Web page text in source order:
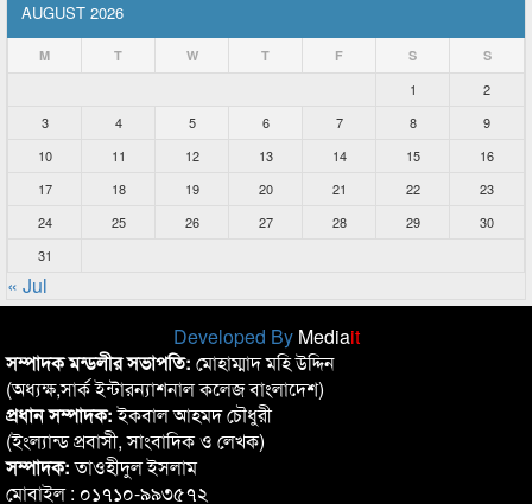
AUGUST 2026
M T W T F S S
1
2
3
4 5 6 7 8
9
10
11 12 13 14 15
16
17
18 19 20 21 22
23
24
25 26 27 28 29
30
31
« Jul
Developed By Mediait
সম্পাদক মন্ডলীর সভাপতি: মোহাম্মাদ মহি উদ্দিন
(অধ্যক্ষ,সার্ক ইন্টারন্যাশনাল কলেজ বাংলাদেশ)
প্রধান সম্পাদক:ইকবাল আহমদ চৌধুরী
(ইংল্যান্ড প্রবাসী, সাংবাদিক ও লেখক)
সম্পাদক:তাওহীদুল ইসলাম
মোবাইল : ০১৭১০-৯৯৩৫৭২